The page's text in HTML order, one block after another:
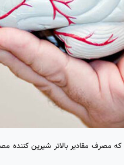
مصرف مقادیر بالاتر شیرین کننده